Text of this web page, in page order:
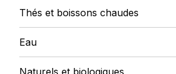
Thés et boissons chaudes
Eau
Naturels et biologiques